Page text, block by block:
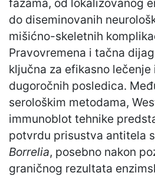
fazama, od lokalizovanog
do diseminovanih
mišićno-skeletnih
Pravovremena i tačna
ključna za efikasno
dugoročnih posledica.
serološkim metodama,
immunoblot tehnike
potvrdu prisustva antitela
Borrelia, posebno nakon
graničnog rezultata